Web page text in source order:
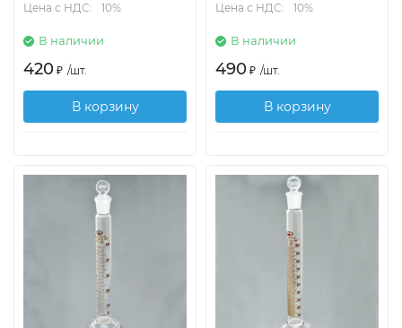
Цена с НДС: 10%
В наличии
420 ₽ /шт.
В корзину
Цена с НДС: 10%
В наличии
490 ₽ /шт.
В корзину